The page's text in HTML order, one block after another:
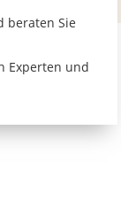
beraten Sie
Experten und